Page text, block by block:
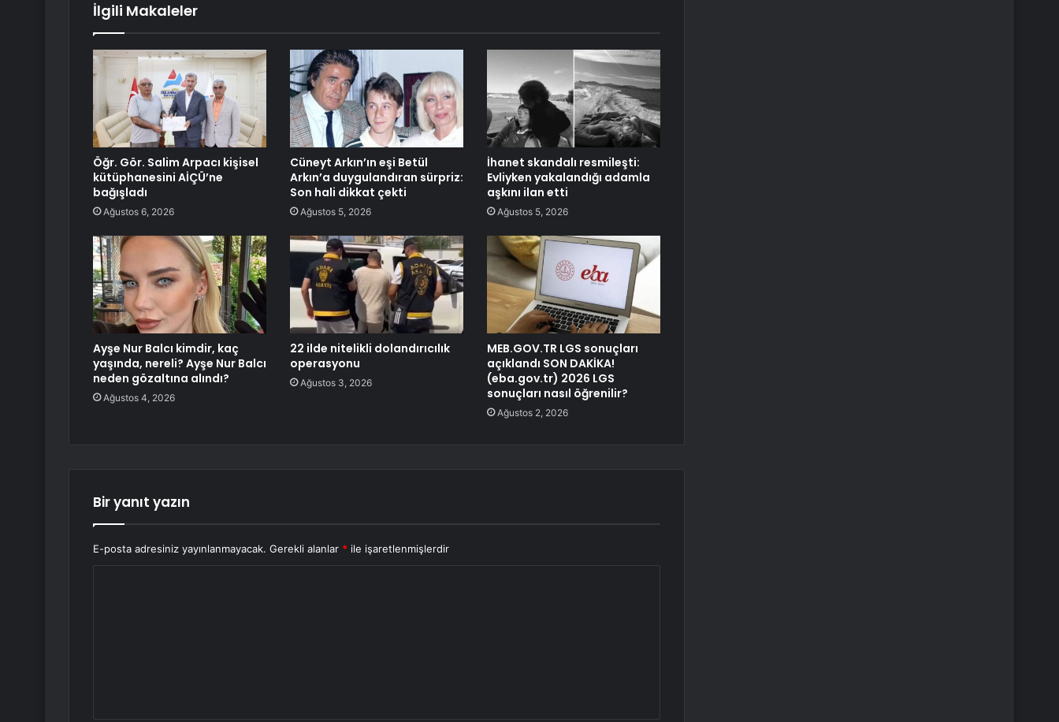
İlgili Makaleler
Öğr. Gör. Salim Arpacı kişisel
kütüphanesini AİÇÜ’ne
bağışladı
Ağustos 6, 2026
Cüneyt Arkın’ın eşi Betül
Arkın’a duygulandıran sürpriz:
Son hali dikkat çekti
Ağustos 5, 2026
İhanet skandalı resmileşti:
Evliyken yakalandığı adamla
aşkını ilan etti
Ağustos 5, 2026
Ayşe Nur Balcı kimdir, kaç
yaşında, nereli? Ayşe Nur Balcı
neden gözaltına alındı?
Ağustos 4, 2026
22 ilde nitelikli dolandırıcılık
operasyonu
Ağustos 3, 2026
MEB.GOV.TR LGS sonuçları
açıklandı SON DAKİKA!
(eba.gov.tr) 2026 LGS
sonuçları nasıl öğrenilir?
Ağustos 2, 2026
Bir yanıt yazın
E-posta adresiniz yayınlanmayacak. Gerekli alanlar * ile işaretlenmişlerdir